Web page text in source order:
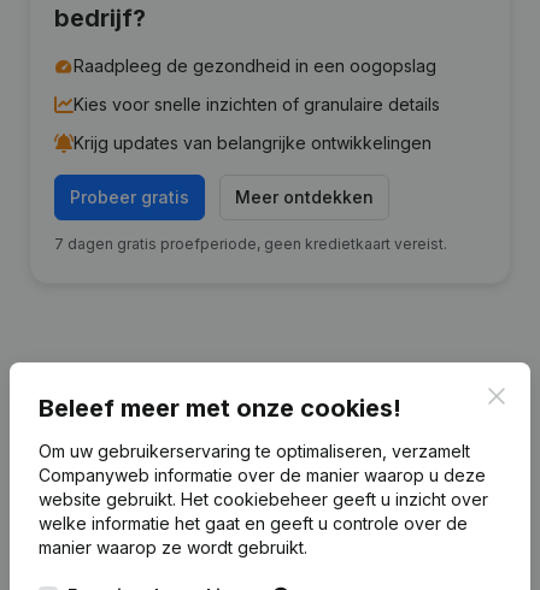
bedrijf?
Raadpleeg de gezondheid in een oogopslag
Kies voor snelle inzichten of granulaire details
Krijg updates van belangrijke ontwikkelingen
Probeer gratis Meer ontdekken
7 dagen gratis proefperiode, geen kredietkaart vereist.
Financiële gegevens van G.E.S.
2015 2014 2013
Winst/Verlies €-11.814 €23.717 €22.326
Beleef meer met onze cookies!
Om uw gebruikerservaring te optimaliseren, verzamelt
Companyweb informatie over de manier waarop u deze
website gebruikt. Het cookiebeheer geeft u inzicht over
welke informatie het gaat en geeft u controle over de
manier waarop ze wordt gebruikt.